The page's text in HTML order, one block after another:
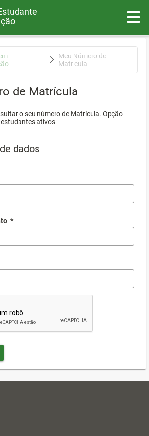
Meu Número de
Matrícula
de Matrícula
o seu número de Matrícula. Opção
ativos.
dados
*